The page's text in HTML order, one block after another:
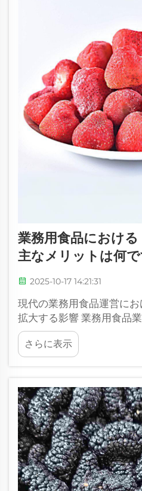
業務用食品におけ
主なメリットは何
2025-10-17 14:21:31
現代の業務用食品運営に
拡大する影響 業務用食品
材の選択において顕著な変
ルーツが多様な用途で利
持つ素材として注目されて
さらに表示